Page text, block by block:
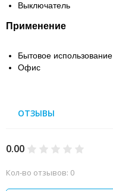
Выключатель
Применение
Бытовое использование
Офис
ОТЗЫВЫ
0.00
Кол-во отзывов: 0